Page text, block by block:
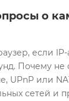
о
если
Почему
UPnP или
сетей и